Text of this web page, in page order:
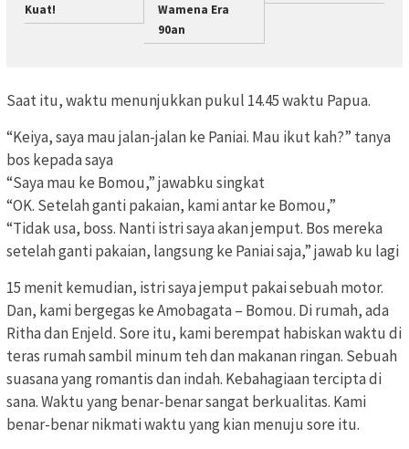
Kuat!
Wamena Era
90an
Saat itu, waktu menunjukkan pukul 14.45 waktu Papua.
“Keiya, saya mau jalan-jalan ke Paniai. Mau ikut kah?” tanya
bos kepada saya
“Saya mau ke Bomou,” jawabku singkat
“OK. Setelah ganti pakaian, kami antar ke Bomou,”
“Tidak usa, boss. Nanti istri saya akan jemput. Bos mereka
setelah ganti pakaian, langsung ke Paniai saja,” jawab ku lagi
15 menit kemudian, istri saya jemput pakai sebuah motor.
Dan, kami bergegas ke Amobagata – Bomou. Di rumah, ada
Ritha dan Enjeld. Sore itu, kami berempat habiskan waktu di
teras rumah sambil minum teh dan makanan ringan. Sebuah
suasana yang romantis dan indah. Kebahagiaan tercipta di
sana. Waktu yang benar-benar sangat berkualitas. Kami
benar-benar nikmati waktu yang kian menuju sore itu.